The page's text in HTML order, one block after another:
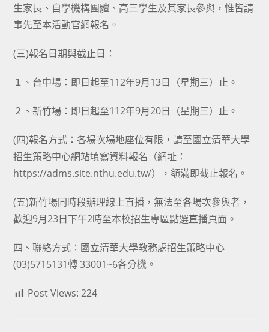
生家長、自學機構團體、高三學生及其家長參與，惟皆請
事先至本活動官網報名。
(三)報名日期與截止日：
１、台中場：即日起至112年9月13日（星期三）止。
２、新竹場：即日起至112年9月20日（星期三）止。
(四)報名方式：各場次場地座位有限，請至國立清華大學
招生策略中心網站填寫資料報名（網址：
https://adms.site.nthu.edu.tw/），額滿即截止報名。
(五)新竹場同時段辦理線上直播，無法至各場次參與者，
歡迎9月23日下午2時至本校招生專區點選直播頁面。
四、聯絡方式：國立清華大學教務處招生策略中心
(03)5715131轉 33001~6各分機。
Post Views: 224